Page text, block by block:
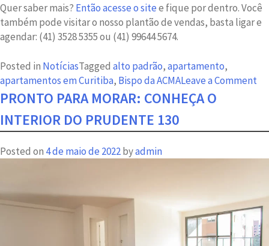
Quer saber mais? Então acesse o sitee fique por dentro. Você
também pode visitar o nosso plantão de vendas, basta ligar e
agendar: (41) 3528 5355 ou (41) 99644 5674.
Posted in NotíciasTagged alto padrão,apartamento,
apartamentos em Curitiba, Bispo da ACMALeave a Comment
lar
PRONTO PARA MORAR: CONHEÇA O
INTERIOR DO PRUDENTE 130
Posted on 4 de maio de 2022byadmin